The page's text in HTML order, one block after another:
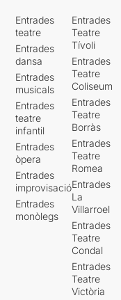
Entrades
teatre
Entrades
dansa
Entrades
musicals
Entrades
teatre
infantil
Entrades
òpera
Entrades
improvisació
Entrades
monòlegs
Entrades
Teatre
Tívoli
Entrades
Teatre
Coliseum
Entrades
Teatre
Borràs
Entrades
Teatre
Romea
Entrades
La
Villarroel
Entrades
Teatre
Condal
Entrades
Teatre
Victòria